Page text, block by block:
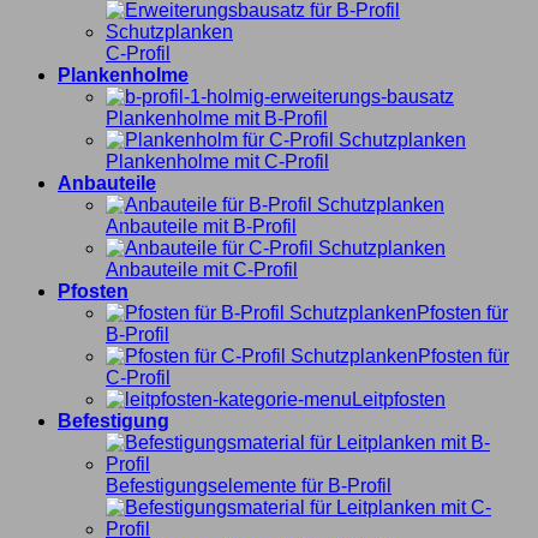
C-Profil
Plankenholme
Plankenholme mit B-Profil
Plankenholme mit C-Profil
Anbauteile
Anbauteile mit B-Profil
Anbauteile mit C-Profil
Pfosten
Pfosten für
B-Profil
Pfosten für
C-Profil
Leitpfosten
Befestigung
Befestigungselemente für B-Profil